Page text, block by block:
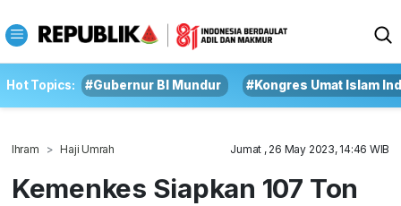
Hot Topics: #Gubernur BI Mundur #Kongres Umat Islam
Ihram Haji Umrah Jumat , 26 May 2023, 14:46 WIB
Kemenkes Siapkan 107 Ton